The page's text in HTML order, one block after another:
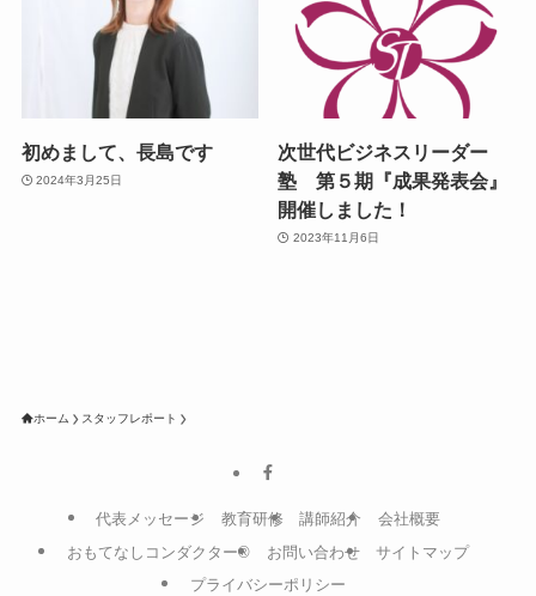
初めまして、長島です
2024年3月25日
次世代ビジネスリーダー
塾 第５期『成果発表会』
開催しました！
2023年11月6日
ホーム スタッフレポート
代表メッセージ 教育研修 講師紹介
会社概要
おもてなしコンダクター®
お問い合わせ
サイトマップ
プライバシーポリシー